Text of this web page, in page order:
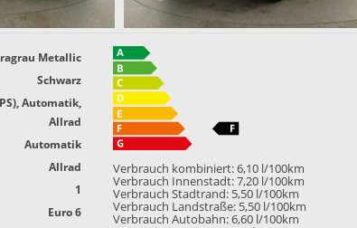
Metallic
Schwarz
Automatik,
Allrad
Automatik
Allrad
1
Euro 6
Verbrauch kombiniert: 6,10 l/100km
Verbrauch Innenstadt: 7,20 l/100km
Verbrauch Stadtrand: 5,50 l/100km
Verbrauch Landstraße: 5,50 l/100km
Verbrauch Autobahn: 6,60 l/100km